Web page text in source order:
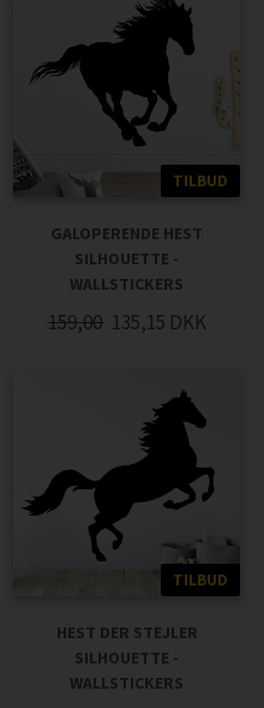
TILBUD
GALOPERENDE HEST
SILHOUETTE -
WALLSTICKERS
159,00 135,15 DKK
TILBUD
HEST DER STEJLER
SILHOUETTE -
WALLSTICKERS